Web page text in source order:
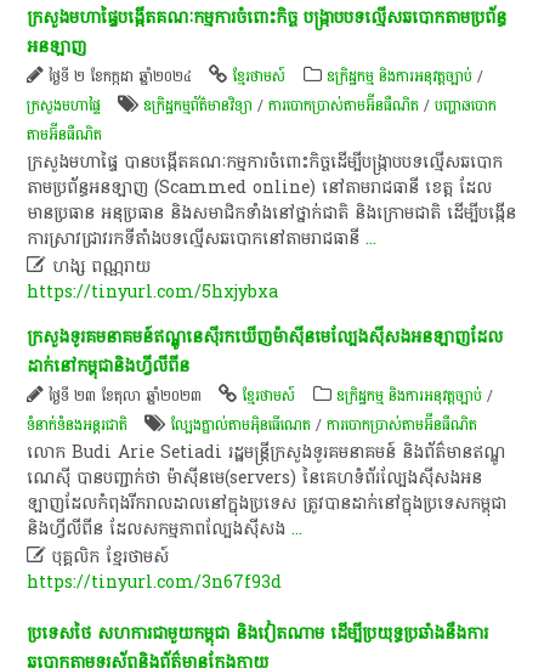
​ក្រសួងមហាផ្ទៃ​បង្កើត​គណៈកម្មការ​ចំពោះ​កិច្ច​ បង្ក្រាប​បទល្មើស​ឆបោក​តាម​ប្រព័ន្ធ​
អន​ឡាញ​
ថ្ងៃទី ២ ខែកក្កដា ឆ្នាំ២០២៤ ខ្មែរថាមស៍ ឧក្រិដ្ឋកម្ម និងការអនុវត្តច្បាប់ /
ក្រសួងមហាផ្ទៃ
ឧក្រិដ្ឋកម្ម​ព័ត៌មានវិទ្យា /ការបោកប្រាស់តាមអ៊ីនធឺណិត /បញ្ហាឆបោក
តាមអ៊ីនធឺណិត
​ក្រសួងមហាផ្ទៃ​ បាន​បង្កើត​គណៈកម្មការ​ចំពោះ​កិច្ច​ដើម្បី​បង្ក្រាប​បទល្មើស​ឆបោក​
តាម​ប្រព័ន្ធ​អន​ឡាញ​ (Scammed​ online)​ នៅ​តាម​រាជធានី​ ខេត្ត​ ដែល​
មាន​ប្រធាន​ អនុប្រធាន​ និង​សមាជិក​ទាំង​នៅ​ថ្នាក់​ជាតិ​ និង​ក្រោម​ជាតិ​ ដើម្បី​បង្កើន​
ការ​ស្រាវជ្រាវ​រក​ទីតាំង​បទល្មើស​ឆបោក​នៅ​តាម​រាជធានី...
 ហង្ស ពណ្ណរាយ
https://tinyurl.com/5hxjybxa
​ក្រសួង​ទូរគមនាគមន៍​ឥណ្ឌូ​នេ​ស៊ី​រក​ឃើញ​ម៉ាស៊ីន​មេ​ល្បែងស៊ីសង​អន​ឡាញ​ដែល​
ដាក់​នៅ​កម្ពុជា​និង​ហ្វី​លី​ពី​ន​
ថ្ងៃទី ២៣ ខែតុលា ឆ្នាំ២០២៣ ខ្មែរថាមស៍ ឧក្រិដ្ឋកម្ម និងការអនុវត្តច្បាប់ /
ទំនាក់ទំនងអន្តរជាតិ
ល្បែងភ្នាល់​តាម​អ៉ិ​ន​ធើ​ណេ​ត /ការបោកប្រាស់តាមអ៊ីនធឺណិត
​លោក​ Budi​ Arie​ Setiadi​ រដ្ឋមន្ត្រីក្រសួង​ទូរគមនាគមន៍​ និង​ព័ត៌មាន​ឥណ្ឌូ​
ណេ​ស៊ី​ បាន​បញ្ជាក់​ថា​ ម៉ាស៊ីន​មេ​(servers)​ នៃ​គេហទំព័រ​ល្បែងស៊ីសង​អន​
ឡាញ​ដែល​កំពុង​រីក​រាលដាល​នៅ​ក្នុង​ប្រទេស​ ត្រូវ​បាន​ដាក់​នៅ​ក្នុង​ប្រទេស​កម្ពុជា​
និង​ហ្វី​លី​ពី​ន​ ដែល​សកម្មភាព​ល្បែងស៊ីសង...
 បុគ្គលិក​ ខ្មែរ​ថា​ម​ស៍​
https://tinyurl.com/3n67f93d
​ប្រទេស​ថៃ​ សហការ​ជាមួយ​កម្ពុជា​ និង​វៀតណាម​ ដើម្បី​ប្រយុទ្ធ​ប្រឆាំង​នឹង​ការ​